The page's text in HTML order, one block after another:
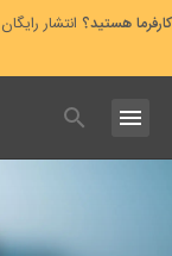
کارفرما هستید؟ انتشار رایگان آگهی